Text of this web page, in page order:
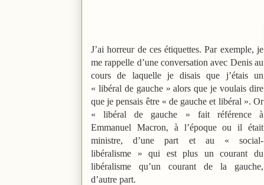
J’ai horreur de ces étiquettes. Par exemple, je
me rappelle d’une conversation avec Denis au
cours de laquelle je disais que j’étais un
« libéral de gauche » alors que je voulais dire
que je pensais être « de gauche et libéral ». Or
« libéral de gauche » fait référence à
Emmanuel Macron, à l’époque ou il était
ministre, d’une part et au « social-
libéralisme » qui est plus un courant du
libéralisme qu’un courant de la gauche,
d’autre part.